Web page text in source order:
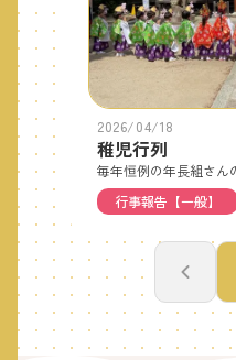
2026/04/18
稚児行列
行事報告【一般】